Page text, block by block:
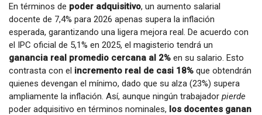
En términos de poder adquisitivo, un aumento salarial
docente de 7,4% para 2026 apenas supera la inflación
esperada, garantizando una ligera mejora real. De acuerdo con
el IPC oficial de 5,1% en 2025, el magisterio tendrá un
ganancia real promedio cercana al 2% en su salario. Esto
contrasta con el incremento real de casi 18% que obtendrán
quienes devengan el mínimo, dado que su alza (23%) supera
ampliamente la inflación. Así, aunque ningún trabajador pierde
poder adquisitivo en términos nominales, los docentes ganan